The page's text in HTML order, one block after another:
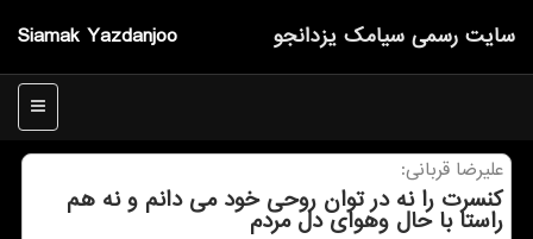
Siamak Yazdanjoo سایت رسمی سیامك یزدانجو
منو
علیرضا قربانی:
کنسرت را نه در توان روحی خود می دانم و نه هم
راستا با حال وهوای دل مردم